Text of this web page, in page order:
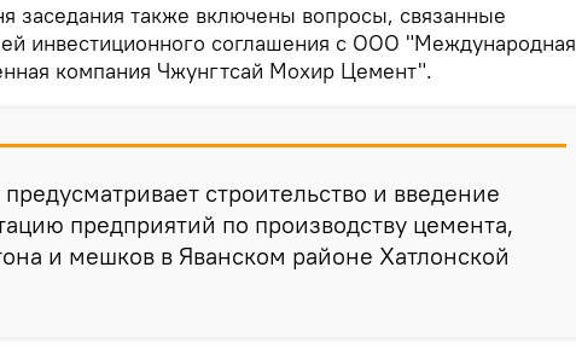
заседания также включены вопросы, связанные
инвестиционного соглашения с ООО "Международная
компания Чжунгтсай Мохир Цемент".
строительство и введение
предприятий по производству цемента,
и мешков в Яванском районе Хатлонской